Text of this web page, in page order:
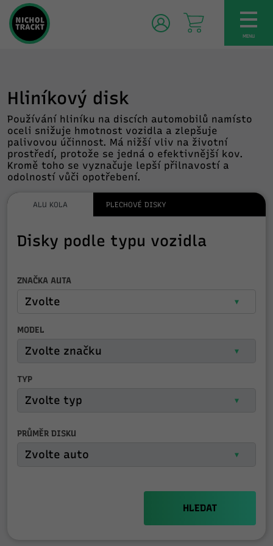
MENU
Hliníkový disk
Používání hliníku na discích automobilů namísto
oceli snižuje hmotnost vozidla a zlepšuje
palivovou účinnost. Má nižší vliv na životní
prostředí, protože se jedná o efektivnější kov.
Kromě toho se vyznačuje lepší přilnavostí a
odolností vůči opotřebení.
ALU KOLA PLECHOVÉ DISKY
Disky podle typu vozidla
ZNAČKA AUTA
MODEL
TYP
PRŮMĚR DISKU
HLEDAT